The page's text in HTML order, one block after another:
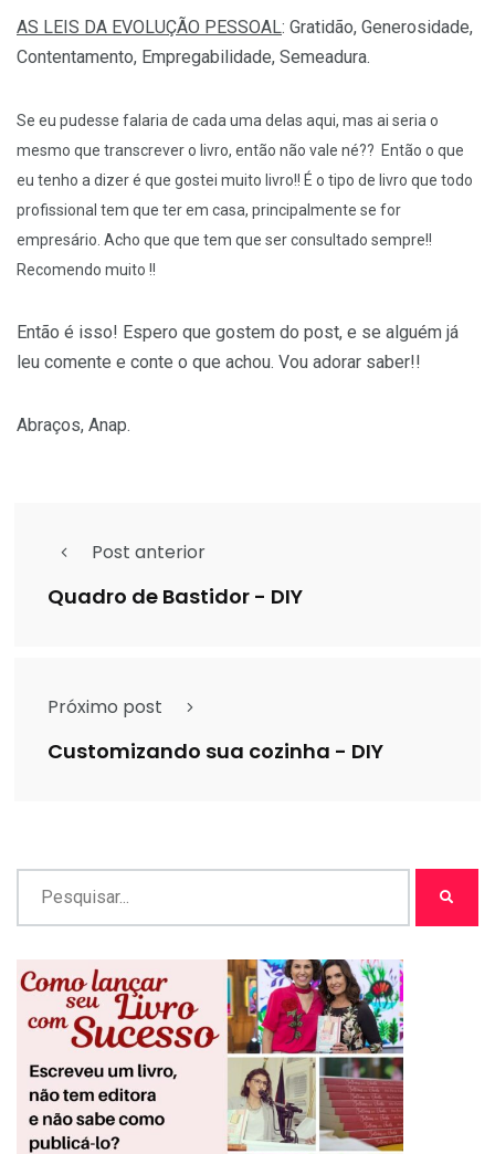
AS LEIS DA EVOLUÇÃO PESSOAL: Gratidão, Generosidade,
Contentamento, Empregabilidade, Semeadura.
Se eu pudesse falaria de cada uma delas aqui, mas ai seria o
mesmo que transcrever o livro, então não vale né?? Então o que
eu tenho a dizer é que gostei muito livro!! É o tipo de livro que todo
profissional tem que ter em casa, principalmente se for
empresário. Acho que que tem que ser consultado sempre!!
Recomendo muito !!
Então é isso! Espero que gostem do post, e se alguém já
leu comente e conte o que achou. Vou adorar saber!!
Abraços, Anap.
Post anterior
Quadro de Bastidor - DIY
Próximo post
Customizando sua cozinha - DIY